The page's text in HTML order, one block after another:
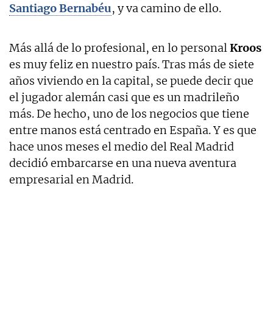
Santiago Bernabéu, y va camino de ello.
Más allá de lo profesional, en lo personalKroos
es muy feliz en nuestro país. Tras más de siete
años viviendo en la capital, se puede decir que
el jugador alemán casi que es un madrileño
más. De hecho, uno de los negocios que tiene
entre manos está centrado en España. Y es que
hace unos meses el medio del Real Madrid
decidió embarcarse en una nueva aventura
empresarial en Madrid.